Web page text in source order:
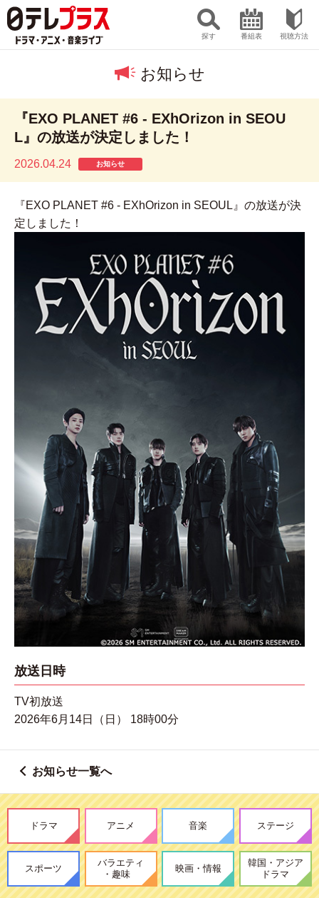
探す 番組表 視聴方法
お知らせ
『EXO PLANET #6 - EXhOrizon in SEOU
L』の放送が決定しました！
2026.04.24 お知らせ
『EXO PLANET #6 - EXhOrizon in SEOUL』の放送が決
定しました！
放送日時
TV初放送
2026年6月14日（日） 18時00分
お知らせ一覧へ
ドラマ アニメ 音楽 ステージ
スポーツ
バラエティ
・趣味
映画・情報
韓国・アジア
ドラマ